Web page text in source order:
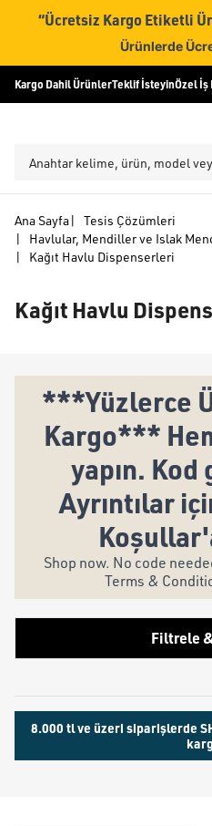
“Ücretsiz Kargo Etiketli
Ürünlerde
Kargo Dahil ÜrünlerTeklif İsteyinÖzel İş
Ana Sayfa|
Tesis Çözümleri
|
Havlular, Mendiller ve Islak
|
Kağıt Havlu Dispenserleri
Kağıt Havlu
***Yüzlerce
Kargo***
yapın.
Ayrıntılar
Shop now. No code
Terms &
Filtrele
8.000 tl ve üzeri siparişlerde